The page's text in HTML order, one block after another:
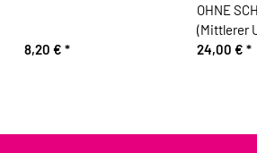
8,20 € *
OHNE
(Mittlerer
24,00 € *